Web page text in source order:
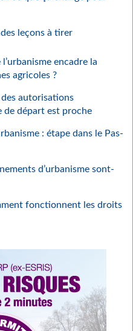
leçons à tirer
encadre la
agricoles ?
autorisations
de départ est proche
: étape dans le Pas-
d’urbanisme sont-
fonctionnent les droits